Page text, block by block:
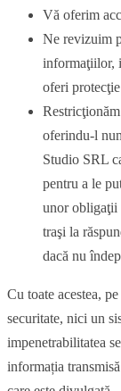
Vă oferim
Ne revizuim
informaţiilor,
oferi
oferindu-l
Studio SRL
pentru a le
unor obligaţii
traşi la
dacă nu
Cu toate acestea,
securitate, nici un
impenetrabilitatea
informația